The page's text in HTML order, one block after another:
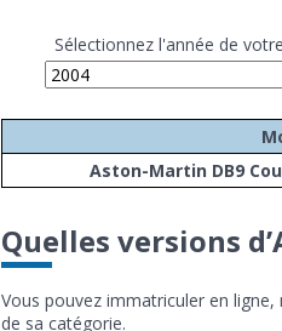
Sélectionnez l'année de
Aston-Martin DB9
Quelles versions
Vous pouvez immatriculer en
de sa catégorie.